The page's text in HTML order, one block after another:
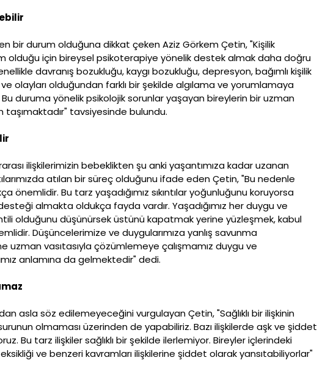
bir durum olduğuna dikkat çeken Aziz Görkem Çetin, "Kişilik
olduğu için bireysel psikoterapiye yönelik destek almak daha doğru
davranış bozukluğu, kaygı bozukluğu, depresyon, bağımlı kişilik
ve olayları olduğundan farklı bir şekilde algılama ve yorumlamaya
duruma yönelik psikolojik sorunlar yaşayan bireylerin bir uzman
tavsiyesinde bulundu.
ilişkilerimizin bebeklikten şu anki yaşantımıza kadar uzanan
atılan bir süreç olduğunu ifade eden Çetin, "Bu nedenle
önemlidir. Bu tarz yaşadığımız sıkıntılar yoğunluğunu koruyorsa
almakta oldukça fayda vardır. Yaşadığımız her duygu ve
olduğunu düşünürsek üstünü kapatmak yerine yüzleşmek, kabul
Düşüncelerimize ve duygularımıza yanlış savunma
uzman vasıtasıyla çözümlemeye çalışmamız duygu ve
anlamına da gelmektedir" dedi.
asla söz edilemeyeceğini vurgulayan Çetin, "Sağlıklı bir ilişkinin
olmaması üzerinden de yapabiliriz. Bazı ilişkilerde aşk ve şiddet
Bu tarz ilişkiler sağlıklı bir şekilde ilerlemiyor. Bireyler içlerindeki
ve benzeri kavramları ilişkilerine şiddet olarak yansıtabiliyorlar"